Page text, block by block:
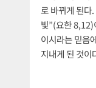
로 바뀌게 된다
빛”(요한 8,12)
이시라는 믿음
지내게 된 것이